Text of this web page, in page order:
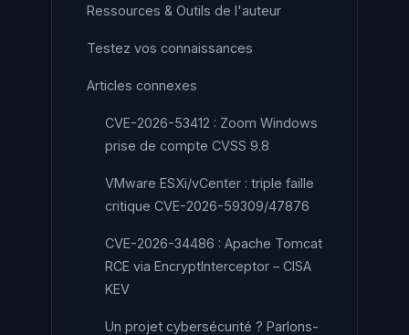
Ressources & Outils de l'auteur
Testez vos connaissances
Articles connexes
CVE-2026-53412 : Zoom Windows
prise de compte CVSS 9.8
VMware ESXi/vCenter : triple faille
critique CVE-2026-59309/47876
CVE-2026-34486 : Apache Tomcat
RCE via EncryptInterceptor – CISA
KEV
Un projet cybersécurité ? Parlons-